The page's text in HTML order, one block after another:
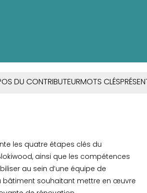
DU CONTRIBUTEURMOTS CLÉS
les quatre étapes clés du
ainsi que les compétences
au sein d’une équipe de
bâtiment souhaitant mettre en œuvre